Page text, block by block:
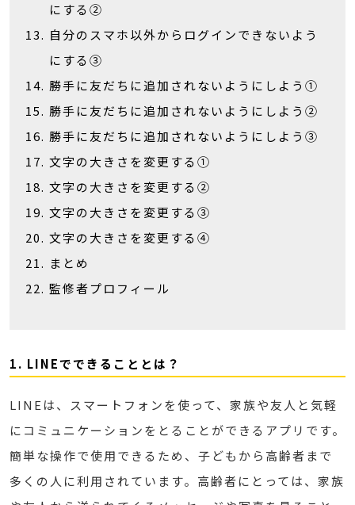
にする②
自分のスマホ以外からログインできないよう
にする③
勝手に友だちに追加されないようにしよう①
勝手に友だちに追加されないようにしよう②
勝手に友だちに追加されないようにしよう③
文字の大きさを変更する①
文字の大きさを変更する②
文字の大きさを変更する③
文字の大きさを変更する④
まとめ
監修者プロフィール
1. LINEでできることとは？
LINEは、スマートフォンを使って、家族や友人と気軽
にコミュニケーションをとることができるアプリです。
簡単な操作で使用できるため、子どもから高齢者まで
多くの人に利用されています。高齢者にとっては、家族